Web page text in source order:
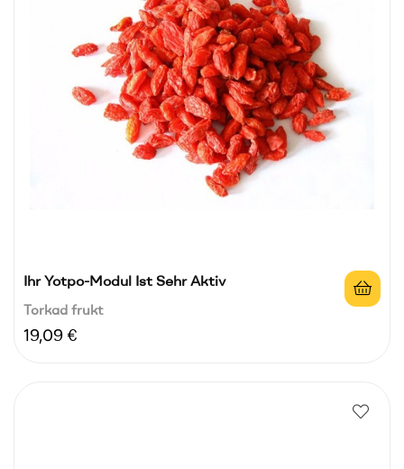
Ihr Yotpo-Modul Ist Sehr Aktiv
Torkad frukt
Pris
19,09 €